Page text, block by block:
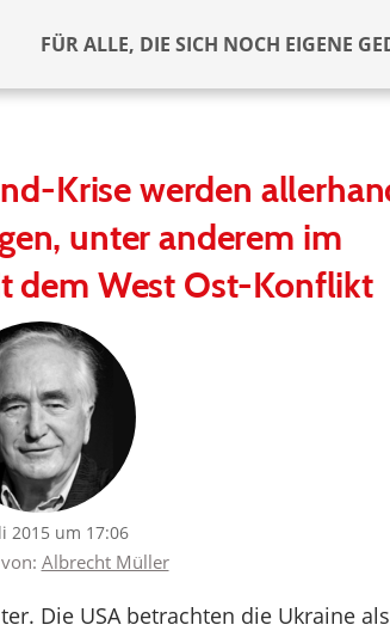
FÜR ALLE, DIE SICH NOCH EIGENE
Krise werden
unter anderem im
dem West Ost-Konflikt
2015 um 17:06
Albrecht Müller
Die USA betrachten die Ukraine